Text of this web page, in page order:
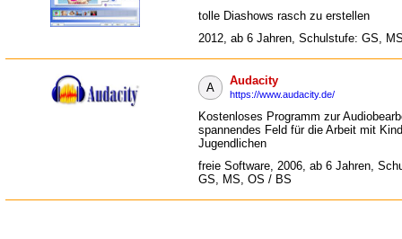
tolle Diashows rasch zu erstellen
2012, ab 6 Jahren, Schulstufe: GS,
A
Audacity
https://www.audacity.de/
Kostenloses Programm zur
spannendes Feld für die Arbeit mit
Jugendlichen
freie Software, 2006, ab 6 Jahren,
GS, MS, OS / BS